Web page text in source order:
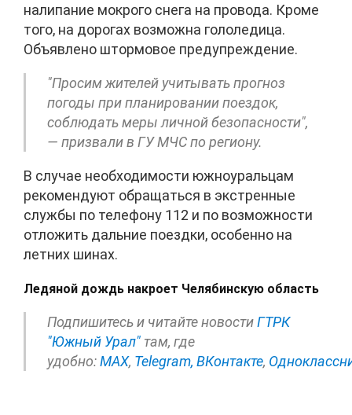
налипание мокрого снега на провода. Кроме
того, на дорогах возможна гололедица.
Объявлено штормовое предупреждение.
"Просим жителей учитывать прогноз
погоды при планировании поездок,
соблюдать меры личной безопасности",
— призвали в ГУ МЧС по региону.
В случае необходимости южноуральцам
рекомендуют обращаться в экстренные
службы по телефону 112 и по возможности
отложить дальние поездки, особенно на
летних шинах.
Ледяной дождь накроет Челябинскую область
Подпишитесь и читайте новостиГТРК
"Южный Урал" там, где
удобно:МАХ, Telegram, ВКонтакте,